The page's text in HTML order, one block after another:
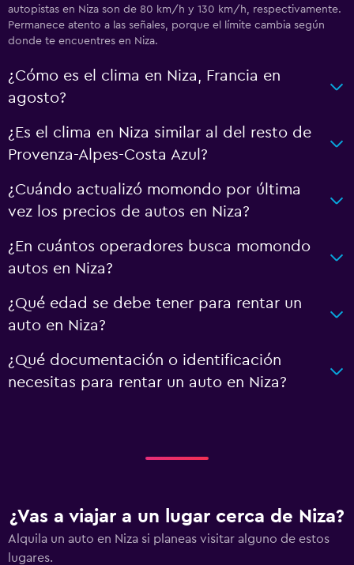
autopistas en Niza son de 80 km/h y 130 km/h, respectivamente.
Permanece atento a las señales, porque el límite cambia según
donde te encuentres en Niza.
¿Cómo es el clima en Niza, Francia en
agosto?
¿Es el clima en Niza similar al del resto de
Provenza-Alpes-Costa Azul?
¿Cuándo actualizó momondo por última
vez los precios de autos en Niza?
¿En cuántos operadores busca momondo
autos en Niza?
¿Qué edad se debe tener para rentar un
auto en Niza?
¿Qué documentación o identificación
necesitas para rentar un auto en Niza?
¿Vas a viajar a un lugar cerca de Niza?
Alquila un auto en Niza si planeas visitar alguno de estos
lugares.